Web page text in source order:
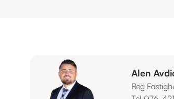
Alen
Reg